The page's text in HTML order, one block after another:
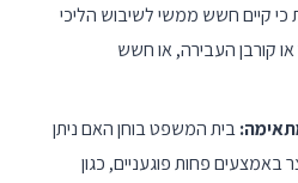
כי קיים חשש ממשי לשיבוש הליכי
קורבן העבירה, או חשש
בית המשפט בוחן האם ניתן
פחות פוגעניים, כגון